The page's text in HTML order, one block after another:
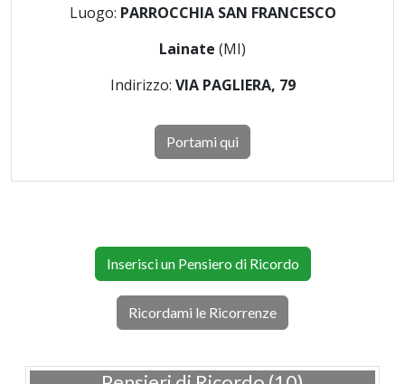
Luogo: PARROCCHIA SAN FRANCESCO
Lainate (MI)
Indirizzo: VIA PAGLIERA, 79
Portami qui
Inserisci un Pensiero di Ricordo
Ricordami le Ricorrenze